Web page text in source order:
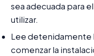
sea adecuada para
utilizar.
Lee detenidamente
comenzar la